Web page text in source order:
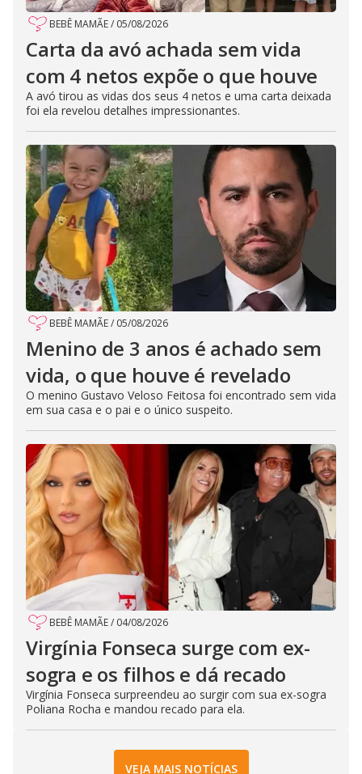
BEBÊ MAMÃE/ 05/08/2026
Carta da avó achada sem vida
com 4 netos expõe o que houve
A avó tirou as vidas dos seus 4 netos e uma carta deixada
foi ela revelou detalhes impressionantes.
BEBÊ MAMÃE/ 05/08/2026
Menino de 3 anos é achado sem
vida, o que houve é revelado
O menino Gustavo Veloso Feitosa foi encontrado sem vida
em sua casa e o pai e o único suspeito.
BEBÊ MAMÃE/ 04/08/2026
Virgínia Fonseca surge com ex-
sogra e os filhos e dá recado
Virgínia Fonseca surpreendeu ao surgir com sua ex-sogra
Poliana Rocha e mandou recado para ela.
VEJA MAIS NOTÍCIAS